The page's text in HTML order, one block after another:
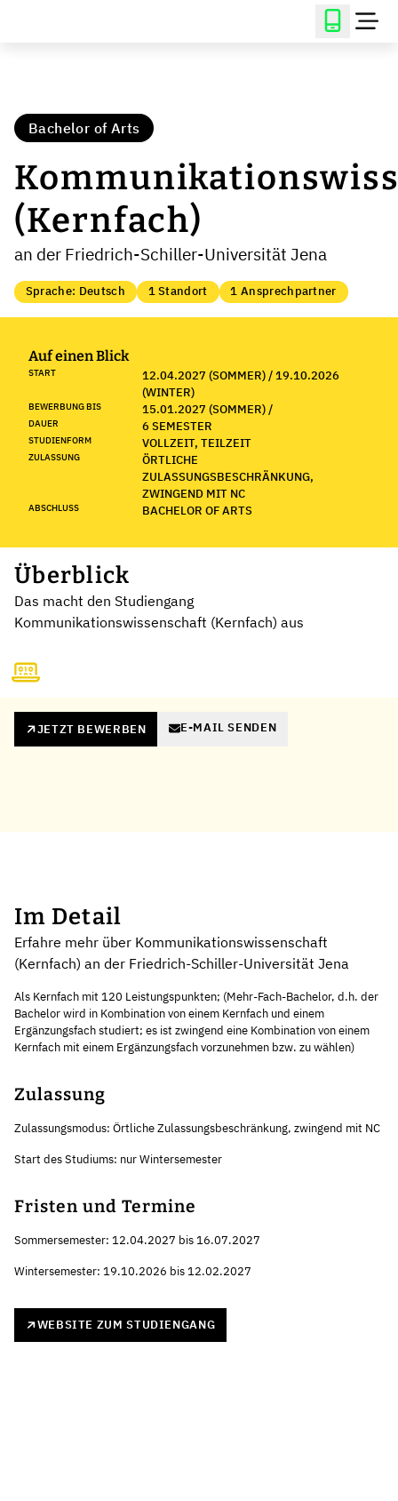
Bachelor of Arts
(Kernfach)
an der Friedrich-Schiller-Universität Jena
Sprache: Deutsch 1 Standort 1 Ansprechpartner
Auf einen Blick
START
12.04.2027 (SOMMER) / 19.10.2026
(WINTER)
BEWERBUNG BIS 15.01.2027 (SOMMER) /
DAUER 6 SEMESTER
STUDIENFORM VOLLZEIT, TEILZEIT
ZULASSUNG
ÖRTLICHE
ZULASSUNGSBESCHRÄNKUNG,
ZWINGEND MIT NC
ABSCHLUSS BACHELOR OF ARTS
Überblick
Das macht den Studiengang
Kommunikationswissenschaft (Kernfach) aus
JETZT BEWERBEN E-MAIL SENDEN
Im Detail
Erfahre mehr über Kommunikationswissenschaft
(Kernfach) an der Friedrich-Schiller-Universität Jena
Als Kernfach mit 120 Leistungspunkten; (Mehr-Fach-Bachelor, d.h. der
Bachelor wird in Kombination von einem Kernfach und einem
Ergänzungsfach studiert; es ist zwingend eine Kombination von einem
Kernfach mit einem Ergänzungsfach vorzunehmen bzw. zu wählen)
Zulassung
Zulassungsmodus: Örtliche Zulassungsbeschränkung, zwingend mit NC
Start des Studiums: nur Wintersemester
Fristen und Termine
Sommersemester: 12.04.2027 bis 16.07.2027
Wintersemester: 19.10.2026 bis 12.02.2027
WEBSITE ZUM STUDIENGANG